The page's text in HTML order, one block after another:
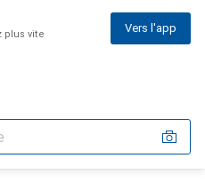
plus vite Vers l'app